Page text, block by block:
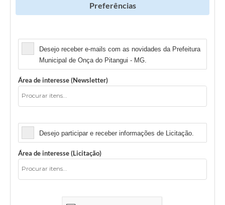
Preferências
Desejo receber e-mails com as novidades da Prefeitura
Municipal de Onça do Pitangui - MG.
Área de interesse (Newsletter)
Desejo participar e receber informações de Licitação.
Área de interesse (Licitação)